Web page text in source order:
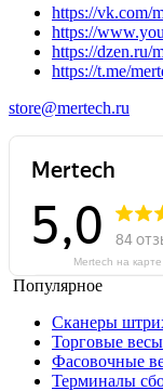
https://vk.com/
https://
https://dzen.ru/
https://t.me/
store@mertech.ru
Mertech на
Популярное
Сканеры
Торговые весы
Фасовочные
Терминалы